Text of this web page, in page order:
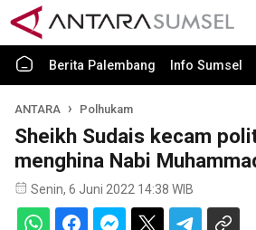
Berita Palembang Info Sumsel
ANTARA Polhukam
Sheikh Sudais kecam
menghina Nabi
Senin, 6 Juni 2022 14:38 WIB